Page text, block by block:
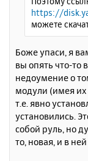
https://
можете
Боже упаси, я
вы опять что-то
недоумение о
модули (имея
т.е. явно
установились.
собой руль, но
то, новая, и в